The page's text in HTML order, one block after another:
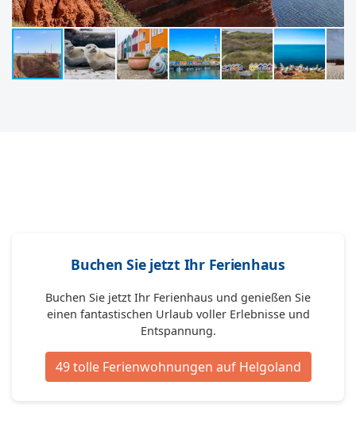
Buchen Sie jetzt Ihr Ferienhaus
Buchen Sie jetzt Ihr Ferienhaus und genießen Sie
einen fantastischen Urlaub voller Erlebnisse und
Entspannung.
49 tolle Ferienwohnungen auf Helgoland